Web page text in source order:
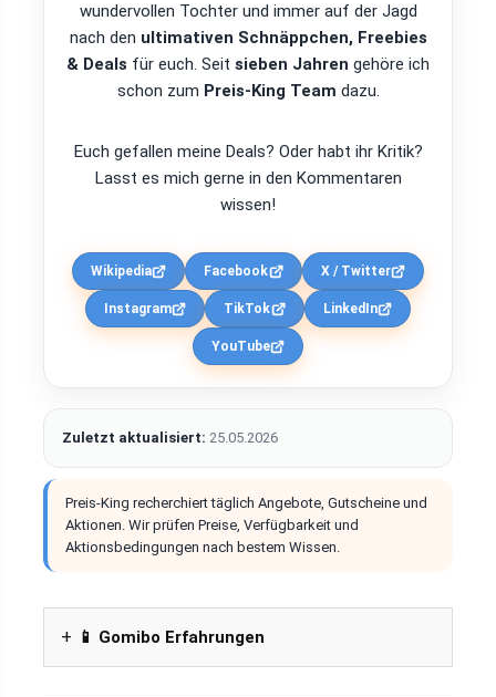
wundervollen Tochter und immer auf der Jagd
nach den ultimativen Schnäppchen, Freebies
& Deals für euch. Seit sieben Jahren gehöre ich
schon zum Preis-King Team dazu.
Euch gefallen meine Deals? Oder habt ihr Kritik?
Lasst es mich gerne in den Kommentaren
wissen!
Wikipedia Facebook X / Twitter
Instagram TikTok LinkedIn
YouTube
Zuletzt aktualisiert: 25.05.2026
Preis-King recherchiert täglich Angebote, Gutscheine und
Aktionen. Wir prüfen Preise, Verfügbarkeit und
Aktionsbedingungen nach bestem Wissen.
📱 Gomibo Erfahrungen